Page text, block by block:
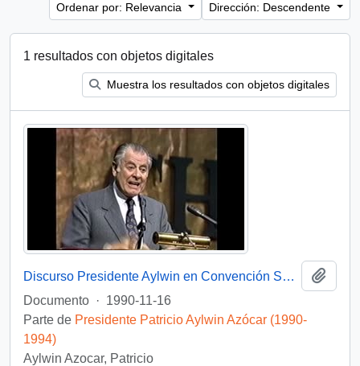
Ordenar por: Relevancia
Dirección: Descendente
1 resultados con objetos digitales
Muestra los resultados con objetos digitales
Discurso Presidente Aylwin en Convención Santiago: Video
Documento · 1990-11-16
Parte de Presidente Patricio Aylwin Azócar (1990-
1994)
Aylwin Azocar, Patricio